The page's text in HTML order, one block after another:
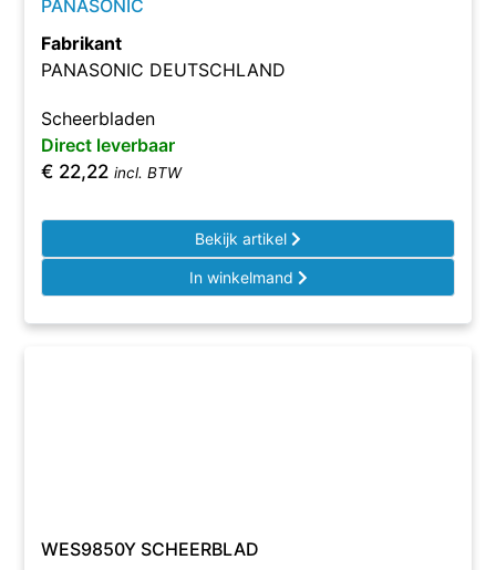
PANASONIC
Fabrikant
PANASONIC DEUTSCHLAND
Scheerbladen
Direct leverbaar
€ 22,22 incl. BTW
Bekijk artikel
In winkelmand
WES9850Y SCHEERBLAD